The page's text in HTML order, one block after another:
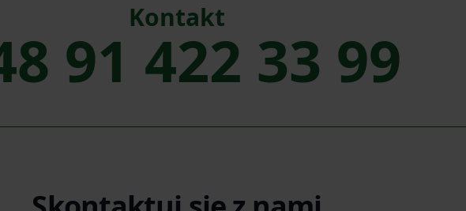
Kontakt
91 422 33 99